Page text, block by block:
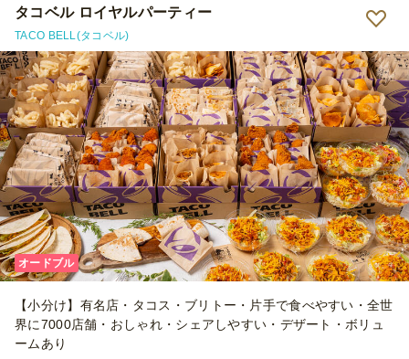
したのですが、 それが余るほどにはボリュームがしっかりあった印
象です。 ただ、もし男性がいらっしゃった場合や、とてもたくさん
召し上がる方が多い場合には、 もう一つ上のコースか、追加のオプ
ションを頼まれるとちょうどいいかもしれません。 少なくともわい
わいと話しながらの女子オフ会にはぴったりのボリュームでした！
カトラリーもつけてくださり、非常に助かりました！ 本当にありが
とうございました、また活用させていただきます！
タコベル ロイヤルパーティー
TACO BELL(タコベル)
オードブル
【小分け】有名店・タコス・ブリトー・片手で食べやすい・全世
界に7000店舗・おしゃれ・シェアしやすい・デザート・ボリュ
ームあり